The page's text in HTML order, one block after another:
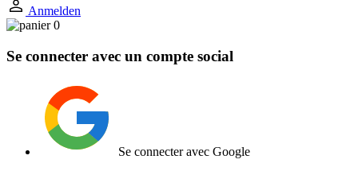
Anmelden
0
Se connecter avec un compte social
Se connecter avec Google